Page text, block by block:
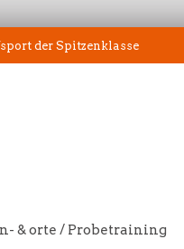
der Spitzenklasse
& orte / Probetraining